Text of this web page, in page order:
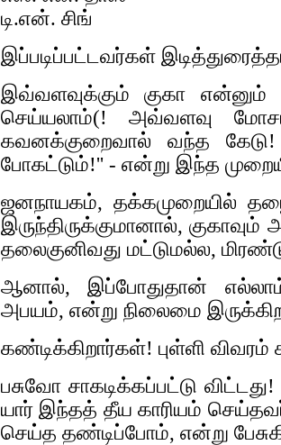
டி.என். சிங்
இப்படிப்பட்டவர்கள்
இவ்வளவுக்கும் குகா
செய்யலாம்(! அவ்வளவு
கவனக்குறைவால் வந்த கேடு!
போகட்டும்!'' - என்று இந்த
ஜனநாயகம், தக்கமுறையில்
இருந்திருக்குமானால்,
தலைகுனிவது மட்டுமல்ல,
ஆனால், இப்போதுதான் எல்லாம்
அபயம், என்று நிலைமை
கண்டிக்கிறார்கள்! புள்ளி விவரம்
பசுவோ சாகடிக்கப்பட்டு
யார் இந்தத் தீய காரியம்
செய்த தண்டிப்போம், என்று